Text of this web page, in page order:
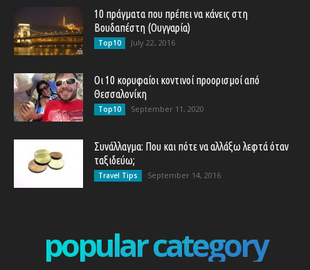
10 πράγματα που πρέπει να κάνεις στη
Βουδαπέστη (Ουγγαρία)
Top10 July 22, 2016
Οι 10 κορυφαίοι κοντινοί προορισμοί από
Θεσσαλονίκη
Top10 September 11, 2020
Συνάλλαγμα: Που και πότε να αλλάξω λεφτά όταν
ταξιδεύω;
Travel Tips September 14, 2016
popular category